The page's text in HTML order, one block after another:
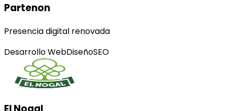
Partenon
Presencia digital renovada
Desarrollo WebDiseñoSEO